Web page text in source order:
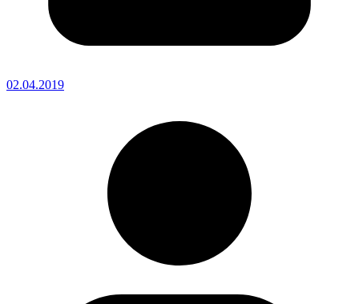
02.04.2019